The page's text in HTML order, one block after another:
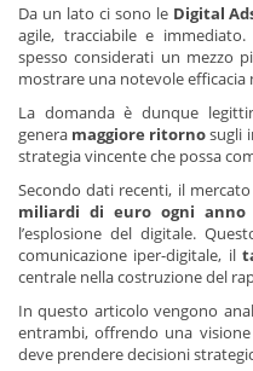
Da un lato ci sono le Digital
agile, tracciabile e immediato.
spesso considerati un mezzo
mostrare una notevole efficacia
La domanda è dunque
genera maggiore ritornosugli
strategia vincente che possa
Secondo dati recenti, il
miliardi di euro ogni anno
l’esplosione del digitale.
comunicazione iper-digitale, il
centrale nella costruzione del
In questo articolo vengono
entrambi, offrendo una
deve prendere decisioni